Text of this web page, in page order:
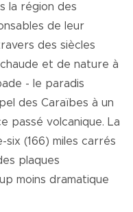
la région des
de leur
des siècles
et de nature à
- le paradis
des Caraïbes à un
passé volcanique. La
(166) miles carrés
plaques
moins dramatique